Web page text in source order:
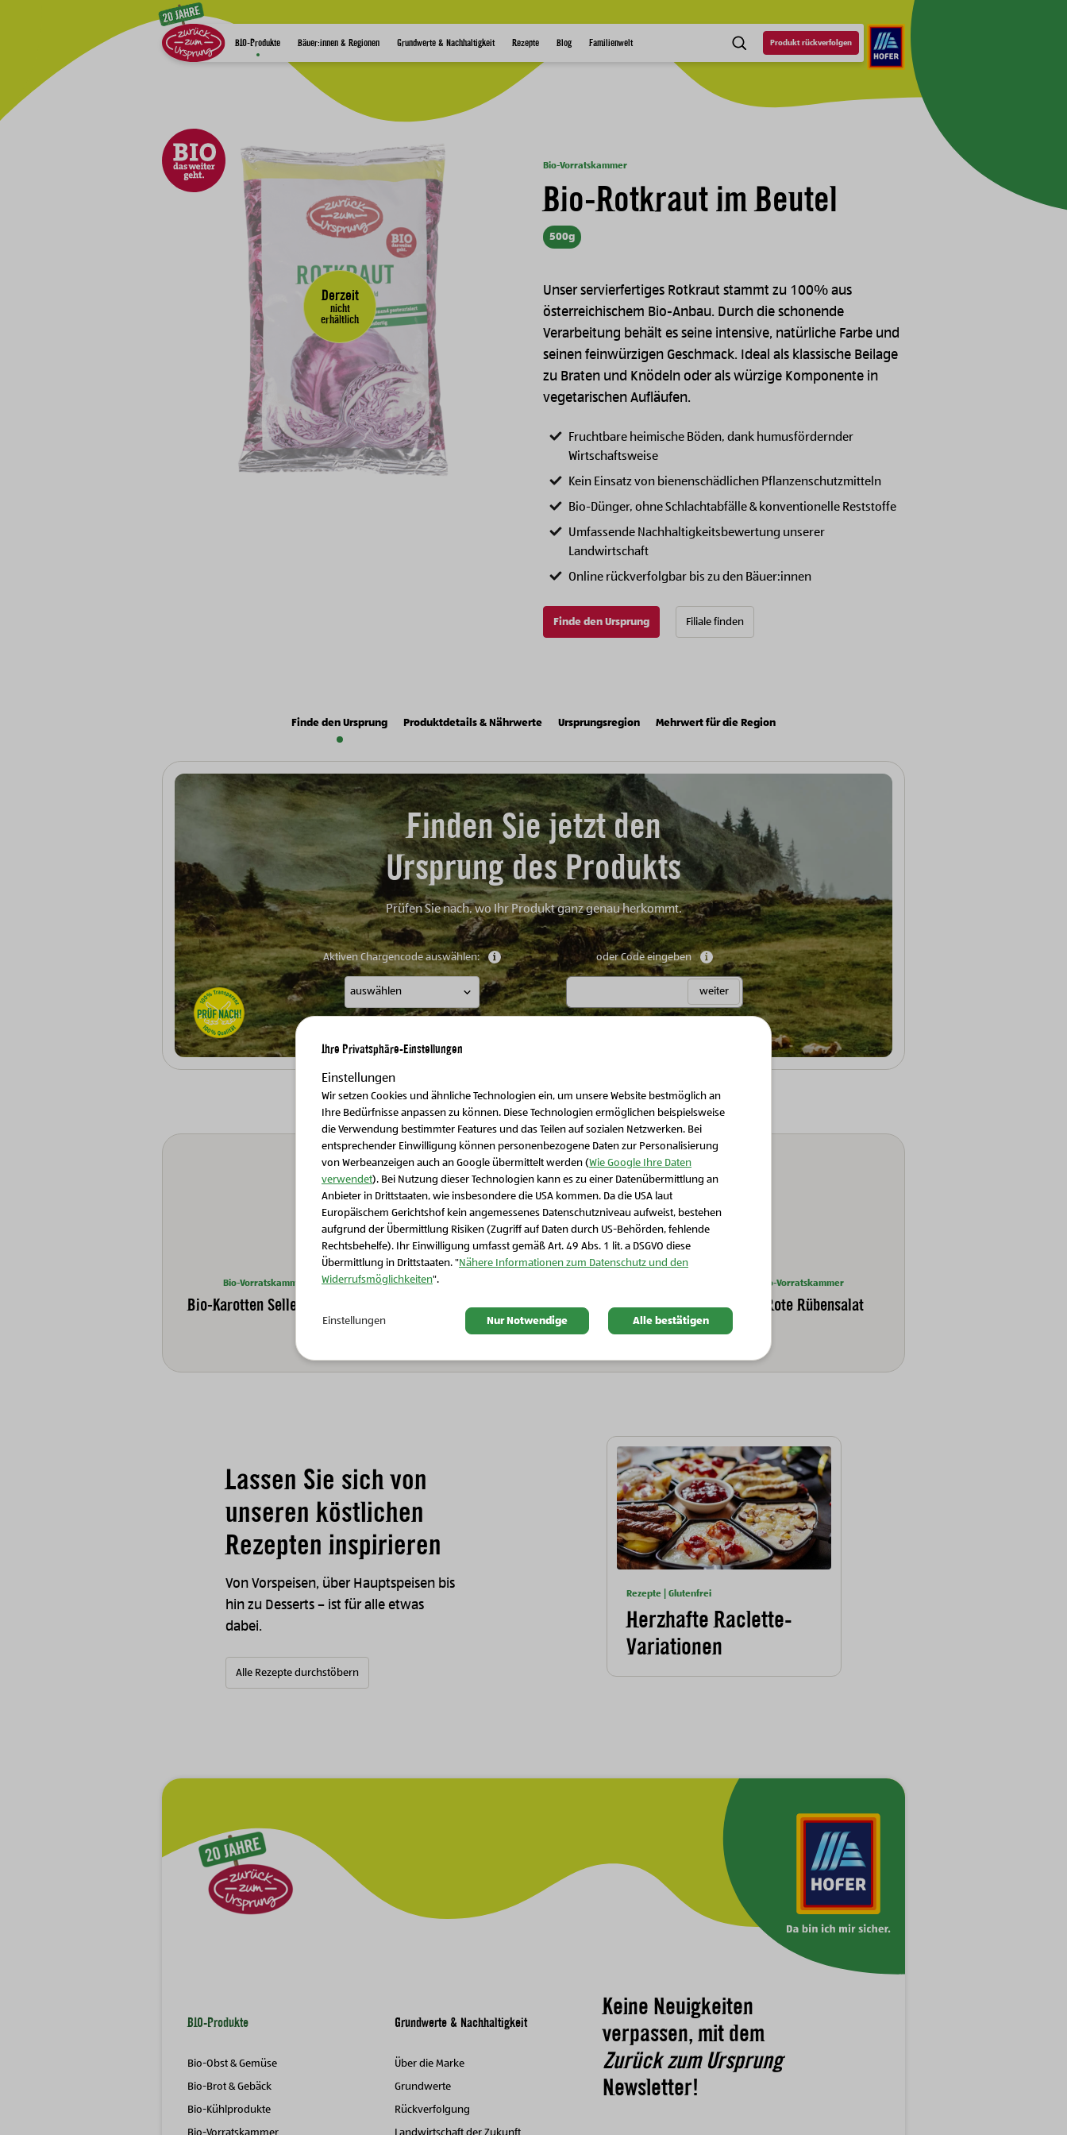
SUCHEProdukt rückverfolgen
BIO-Produkte Bäuer:innen & Regionen Grundwerte & Nachhaltigkeit Rezepte Blog Familienwelt
Derzeit
nicht
erhältlich
Bio-Vorratskammer
Bio-Rotkraut im Beutel
500g
Unser servierfertiges Rotkraut stammt zu 100% aus
österreichischem Bio-Anbau. Durch die schonende
Verarbeitung behält es seine intensive, natürliche Farbe und
seinen feinwürzigen Geschmack. Ideal als klassische Beilage
zu Braten und Knödeln oder als würzige Komponente in
vegetarischen Aufläufen.
Fruchtbare heimische Böden, dank humusfördernder
Wirtschaftsweise
Kein Einsatz von bienenschädlichen Pflanzenschutzmitteln
Bio-Dünger, ohne Schlachtabfälle & konventionelle Reststoffe
Umfassende Nachhaltigkeitsbewertung unserer
Landwirtschaft
Online rückverfolgbar bis zu den Bäuer:innen
Finde den Ursprung Filiale finden
Finde den Ursprung Produktdetails & Nährwerte Ursprungsregion Mehrwert für die Region
Finden Sie jetzt den
Ursprung des Produkts
Prüfen Sie nach, wo Ihr Produkt ganz genau herkommt.
Aktiven Chargencode auswählen: Weitere Informationen anzeigen
oder Code eingeben Weitere Informationen anzeigen
weiter
Weitere Produkte
Bio-Vorratskammer
Bio-Karotten Selleriesalat
Bio-Vorratskammer
Bio-Zuckermais Bio-Sauerkraut
Bio-Vorratskammer
Bio-Rote Rübensalat
Rezepte | Glutenfrei
Herzhafte Raclette-
Variationen
Lassen Sie sich von
unseren köstlichen
Rezepten inspirieren
Von Vorspeisen, über Hauptspeisen bis
hin zu Desserts – ist für alle etwas
dabei.
Alle Rezepte durchstöbern
Keine Neuigkeiten
verpassen, mit dem
Zurück zum Ursprung
Newsletter!
BIO-Produkte
Bio-Obst & Gemüse
Bio-Brot & Gebäck
Bio-Kühlprodukte
Bio-Vorratskammer
Grundwerte & Nachhaltigkeit
Über die Marke
Grundwerte
Rückverfolgung
Landwirtschaft der Zukunft
Schließen Sie dieses Feld
Ihre Privatsphäre-Einstellungen
Einstellungen
Wir setzen Cookies und ähnliche Technologien ein, um unsere Website bestmöglich an
Ihre Bedürfnisse anpassen zu können. Diese Technologien ermöglichen beispielsweise
die Verwendung bestimmter Features und das Teilen auf sozialen Netzwerken. Bei
entsprechender Einwilligung können personenbezogene Daten zur Personalisierung
von Werbeanzeigen auch an Google übermittelt werden (Wie Google Ihre Daten
verwendet). Bei Nutzung dieser Technologien kann es zu einer Datenübermittlung an
Anbieter in Drittstaaten, wie insbesondere die USA kommen. Da die USA laut
Europäischem Gerichtshof kein angemessenes Datenschutzniveau aufweist, bestehen
aufgrund der Übermittlung Risiken (Zugriff auf Daten durch US-Behörden, fehlende
Rechtsbehelfe). Ihr Einwilligung umfasst gemäß Art. 49 Abs. 1 lit. a DSGVO diese
Übermittlung in Drittstaaten. "Nähere Informationen zum Datenschutz und den
Widerrufsmöglichkeiten".
Einstellungen Nur Notwendige Alle bestätigen